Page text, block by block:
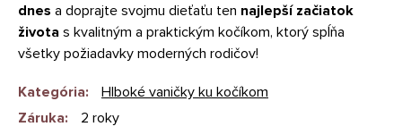
dnes a doprajte svojmu dieťaťu ten najlepší začiatok
života s kvalitným a praktickým kočíkom, ktorý spĺňa
všetky požiadavky moderných rodičov!
Kategória:
Hlboké vaničky ku kočíkom
Záruka:
2 roky